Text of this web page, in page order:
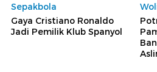
Sepakbola
Gaya Cristiano Ronaldo
Jadi Pemilik Klub Spanyol